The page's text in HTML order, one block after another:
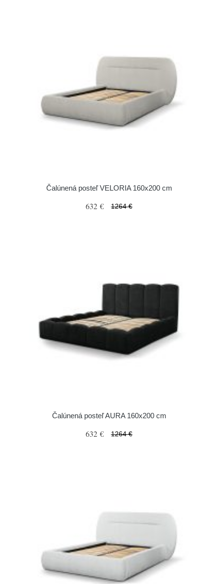
Čalúnená posteľ VELORIA 160x200 cm
632 € 1264 €
Čalúnená posteľ AURA 160x200 cm
632 € 1264 €